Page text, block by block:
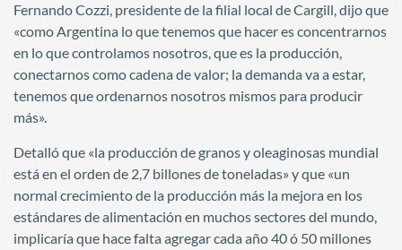
Fernando Cozzi, presidente de la filial local de Cargill, dijo que
«como Argentina lo que tenemos que hacer es concentrarnos
en lo que controlamos nosotros, que es la producción,
conectarnos como cadena de valor; la demanda va a estar,
tenemos que ordenarnos nosotros mismos para producir
más».
Detalló que «la producción de granos y oleaginosas mundial
está en el orden de 2,7 billones de toneladas» y que «un
normal crecimiento de la producción más la mejora en los
estándares de alimentación en muchos sectores del mundo,
implicaría que hace falta agregar cada año 40 ó 50 millones